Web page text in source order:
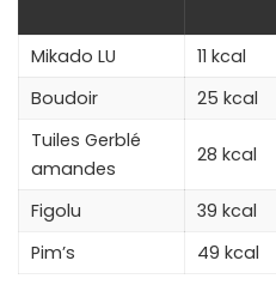
Mikado LU
11 kcal
Boudoir
25 kcal
Tuiles Gerblé
amandes
28 kcal
Figolu 39 kcal
Pim’s
49 kcal